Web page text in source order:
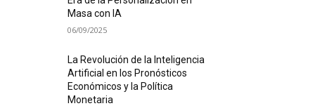
Masa con IA
06/09/2025
La Revolución de la Inteligencia
Artificial en los Pronósticos
Económicos y la Política
Monetaria